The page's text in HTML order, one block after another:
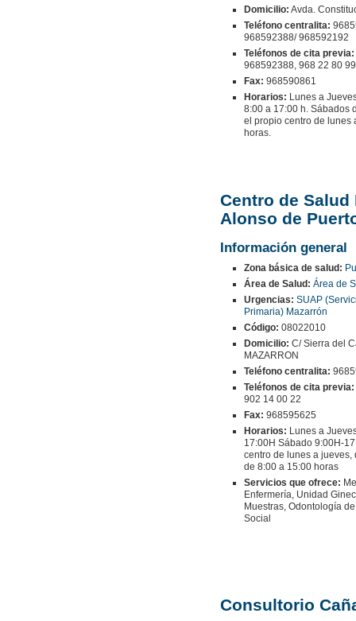
Domicilio: Avda.
Teléfono centralita:
968592388/ 968592192
Teléfonos de cita previa:
968592388, 968 22 80
Fax: 968590861
Horarios: Lunes a
8:00 a 17:00 h. Sábados
el propio centro de lunes
horas.
Centro de Salud
Alonso de
Información general
Zona básica de salud:
Área de Salud: Área de
Urgencias: SUAP
Primaria) Mazarrón
Código: 08022010
Domicilio: C/ Sierra del
MAZARRON
Teléfono centralita:
Teléfonos de cita previa:
902 14 00 22
Fax: 968595625
Horarios: Lunes a
17:00H Sábado 9:00H-
centro de lunes a jueves,
de 8:00 a 15:00 horas
Servicios que ofrece:
Enfermería, Unidad
Muestras, Odontología
Social
Consultorio